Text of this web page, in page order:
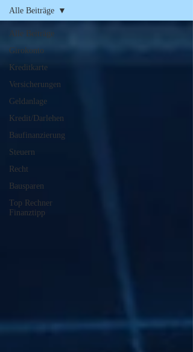
Alle Beiträge
Girokonto
Kreditkarte
Versicherungen
Geldanlage
Kredit/Darlehen
Baufinanzierung
Steuern
Recht
Bausparen
Top Rechner
Finanztipp
Alle Beiträge